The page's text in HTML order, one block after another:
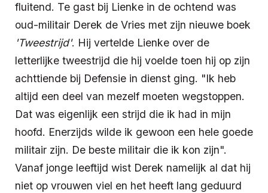
fluitend. Te gast bij Lienke in de ochtend was
oud-militair Derek de Vries met zijn nieuwe boek
'Tweestrijd'. Hij vertelde Lienke over de
letterlijke tweestrijd die hij voelde toen hij op zijn
achttiende bij Defensie in dienst ging. "Ik heb
altijd een deel van mezelf moeten wegstoppen.
Dat was eigenlijk een strijd die ik had in mijn
hoofd. Enerzijds wilde ik gewoon een hele goede
militair zijn. De beste militair die ik kon zijn".
Vanaf jonge leeftijd wist Derek namelijk al dat hij
niet op vrouwen viel en het heeft lang geduurd